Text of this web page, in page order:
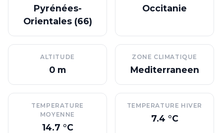
Pyrénées-
Orientales (66)
Occitanie
ALTITUDE
0 m
ZONE CLIMATIQUE
Mediterraneen
TEMPERATURE
MOYENNE
14.7 °C
TEMPERATURE HIVER
7.4 °C